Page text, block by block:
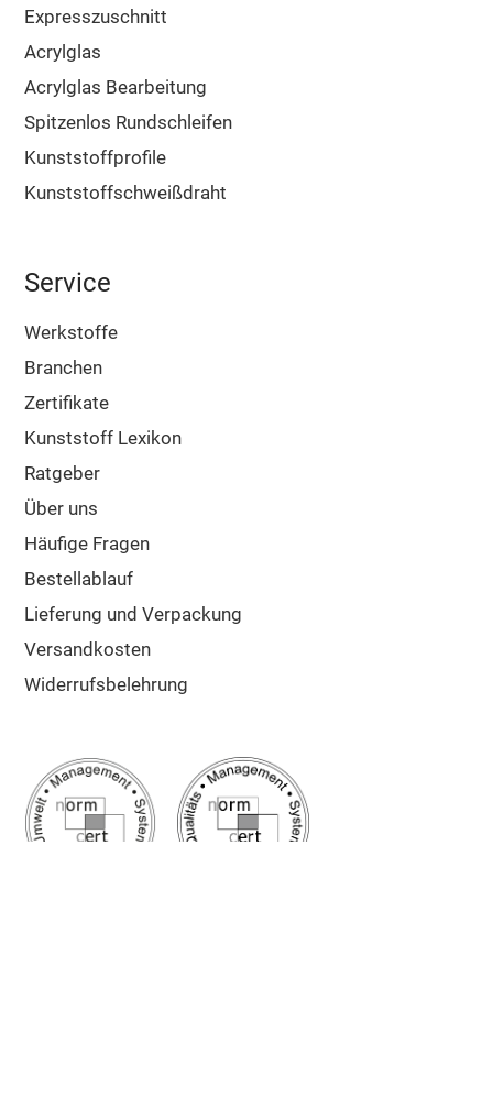
Expresszuschnitt
Acrylglas
Acrylglas Bearbeitung
Spitzenlos Rundschleifen
Kunststoffprofile
Kunststoffschweißdraht
Service
Werkstoffe
Branchen
Zertifikate
Kunststoff Lexikon
Ratgeber
Über uns
Häufige Fragen
Bestellablauf
Lieferung und Verpackung
Versandkosten
Widerrufsbelehrung